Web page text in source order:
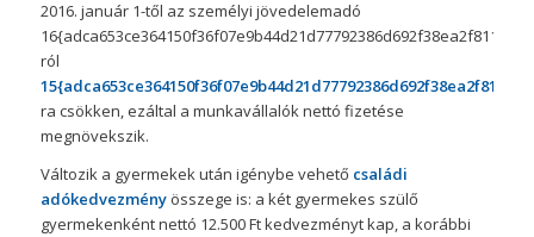
2016. január 1-től az személyi jövedelemadó
ról
ra csökken, ezáltal a munkavállalók nettó fizetése
megnövekszik.
Változik a gyermekek után igénybe vehető családi
adókedvezményösszege is: a két gyermekes szülő
gyermekenként nettó 12.500 Ft kedvezményt kap, a korábbi